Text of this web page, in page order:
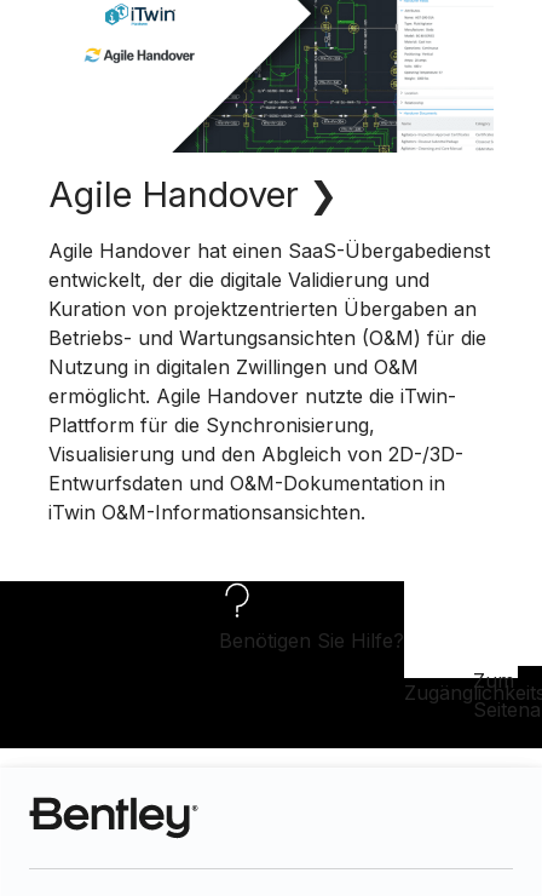
Agile Handover ❯
Agile Handover hat einen SaaS-Übergabedienst
entwickelt, der die digitale Validierung und
Kuration von projektzentrierten Übergaben an
Betriebs- und Wartungsansichten (O&M) für die
Nutzung in digitalen Zwillingen und O&M
ermöglicht. Agile Handover nutzte die iTwin-
Plattform für die Synchronisierung,
Visualisierung und den Abgleich von 2D-/3D-
Entwurfsdaten und O&M-Dokumentation in
iTwin O&M-Informationsansichten.
Benötigen Sie Hilfe?
Zum